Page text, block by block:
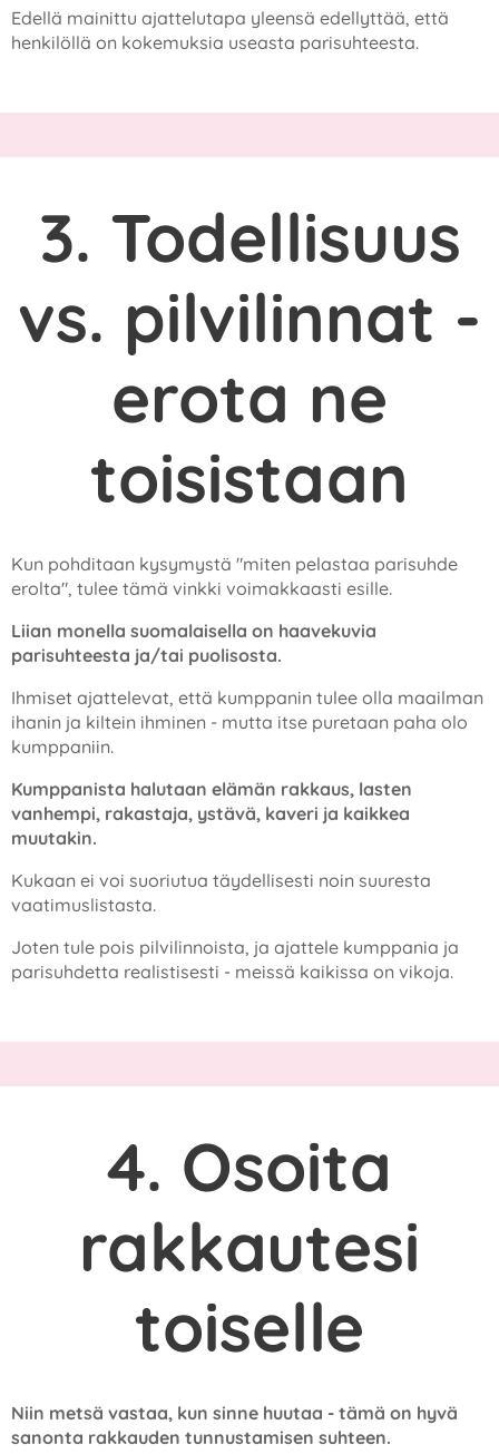
Edellä mainittu ajattelutapa yleensä edellyttää, että
henkilöllä on kokemuksia useasta parisuhteesta.
3. Todellisuus
vs. pilvilinnat -
erota ne
toisistaan
Kun pohditaan kysymystä "miten pelastaa parisuhde
erolta", tulee tämä vinkki voimakkaasti esille.
Liian monella suomalaisella on haavekuvia
parisuhteesta ja/tai puolisosta.
Ihmiset ajattelevat, että kumppanin tulee olla maailman
ihanin ja kiltein ihminen - mutta itse puretaan paha olo
kumppaniin.
Kumppanista halutaan elämän rakkaus, lasten
vanhempi, rakastaja, ystävä, kaveri ja kaikkea
muutakin.
Kukaan ei voi suoriutua täydellisesti noin suuresta
vaatimuslistasta.
Joten tule pois pilvilinnoista, ja ajattele kumppania ja
parisuhdetta realistisesti - meissä kaikissa on vikoja.
4. Osoita
rakkautesi
toiselle
Niin metsä vastaa, kun sinne huutaa - tämä on hyvä
sanonta rakkauden tunnustamisen suhteen.